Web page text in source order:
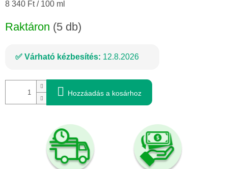
Egységár:
8 340 Ft / 100 ml
Raktáron (5 db)
Várható kézbesítés: 12.8.2026
Hozzáadás a kosárhoz